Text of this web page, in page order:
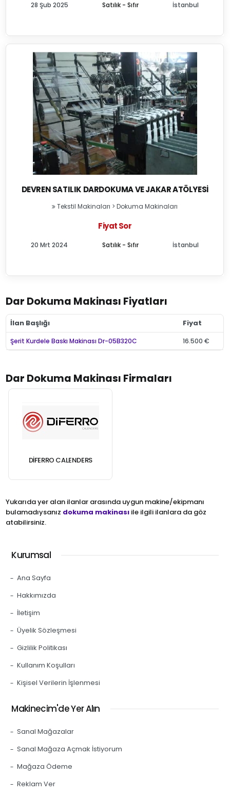
Satılık - Sıfır
28 Şub 2025 İstanbul
DEVREN SATILIK DARDOKUMA VE JAKAR ATÖLYESI
Tekstil Makinaları >Dokuma Makinaları
Fiyat Sor
Satılık - Sıfır
20 Mrt 2024 İstanbul
Dar Dokuma Makinası Fiyatları
İlan Başlığı Fiyat
Şerit Kurdele Baskı Makinası Dr-05B320C 16.500 €
Dar Dokuma Makinası Firmaları
DIFERRO CALENDERS
Yukarıda yer alan ilanlar arasında uygun makine/ekipmanı
bulamadıysanız dokuma makinası ile ilgili ilanlara da göz
atabilirsiniz.
Kurumsal
Ana Sayfa
Hakkımızda
İletişim
Üyelik Sözleşmesi
Gizlilik Politikası
Kullanım Koşulları
Kişisel Verilerin İşlenmesi
Makinecim'de Yer Alın
Sanal Mağazalar
Sanal Mağaza Açmak İstiyorum
Mağaza Ödeme
Reklam Ver